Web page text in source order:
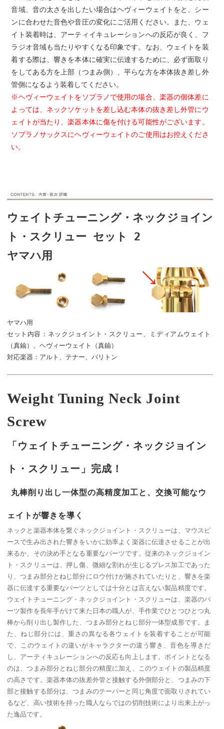
音域、音の太さを出したい場合はヘヴィーウェイトをと、シー
ンに合わせた音色や音圧の変化にご活用ください。また、ウェ
イト装着時は、アーティイキュレーションへの反応が良く、フ
ラジオ音域も当たりやすくなる印象です。なお、ウェイトを装
着する際は、響きを本体に確実に伝達するために、必ず面取り
をしてある方を上部（つまみ側）、平らな方を本体抜き差し外
管側になるよう装着してください。
※ヘヴィーウェイトをソプラノで使用の場合、楽器の個体差に
よっては、ネックソケットを差し込む本体の抜き差し外管にウ
ェイトが当たり、楽器本体に傷を付ける可能性がございます。
ソプラノサックスにヘヴィーウェイトのご使用はお控えくださ
い。
ウェイトチューニング・ネックジョイン
ト・スクリュー セット 2
ヤマハ用
ヤマハ用
セット内容：ネックジョイント・スクリュー、ミディアムウェイト
（真鍮）、ヘヴィーウェイト（真鍮）
対応楽器：アルト、テナー、バリトン
Weight Tuning Neck Joint
Screw
「ウェイトチューニング・ネックジョイン
ト・スクリュー」完成！
丸棒削り出し一体型の高精度加工と、交換可能なウ
ェイトが響きを導く
ネックと楽器本体を繋ぐネックジョイント・スクリューは、マウスピ
ースで生み出された響きをいかに効率よく楽器に伝達させることが出
来るか、その決め手となる重要なパーツです。従来のネックジョイン
ト・スクリューは、押し傷、微細な割れが生じるプレス加工であった
り、つまみ部分とねじ部分にロウ付けが施されていたりと、響きを楽
器に伝達する重要なパーツとしては十分とは言えない製品精度です。
ウェイトチューニング・ネックジョイント・スクリューは、楽器のパ
ーツ製作を長年手がけて来た日本の職人が、手作業でひとつひとつ丸
棒から削り出し製作した、つまみ部分とねじ部分一体型成形です。ま
た、ねじ部分には、重さの異なる各ウェイトを装着することが可能
で、このウェイトの違いがキャラクターの違う響き、音色を導きだ
し、アーティキュレーションへの反応も向上します。ポイントとなる
のは、つまみ部分とねじ部分の精度に加え、このウェイトの製品精度
の高さです。楽器本体の抜差外管と接触する外側部分と、つまみの下
部と接触する部分は、つまみのテーパーと同じ角度で面取りされてい
るなど、高い技術を持った職人ならではの切削技術により出来上がっ
た逸品です。